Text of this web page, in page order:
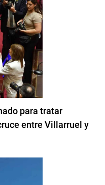
para tratar
entre Villarruel y